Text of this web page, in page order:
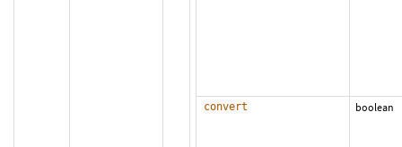
convert boolean